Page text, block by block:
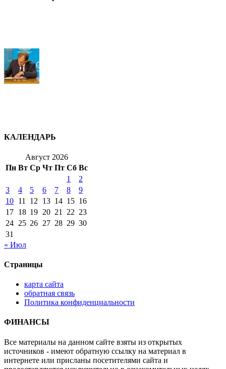
КАЛЕНДАРЬ
Август 2026
Пн Вт Ср Чт Пт Сб Вс
1
2
3
4 5 6 7 8
9
10 11 12 13 14 15 16
17 18 19 20 21 22 23
24 25 26 27 28 29 30
31
« Июл
Страницы
карта сайта
обратная связь
Политика конфиденциальности
ФИНАНСЫ
Все материалы на данном сайте взяты из открытых
источников - имеют обратную ссылку на материал в
интернете или присланы посетителями сайта и